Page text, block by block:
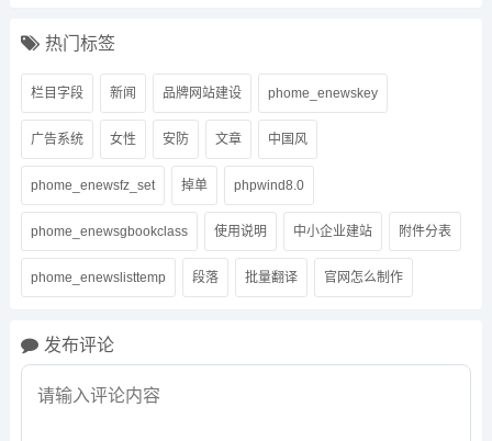
热门标签
栏目字段 新闻 品牌网站建设 phome_enewskey
广告系统 女性 安防 文章 中国风
phome_enewsfz_set 掉单 phpwind8.0
phome_enewsgbookclass 使用说明 中小企业建站 附件分表
phome_enewslisttemp 段落 批量翻译 官网怎么制作
发布评论